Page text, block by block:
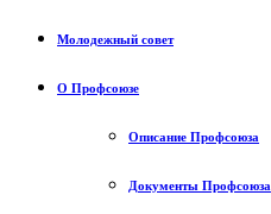
Молодежный совет
О Профсоюзе
Описание Профсоюза
Документы Профсоюза